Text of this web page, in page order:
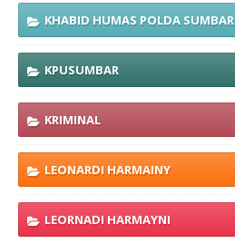
KHABID HUMAS POLDA SUMBAR
KPUSUMBAR
KRIMINAL
LEONARDI HARMAINY
LEORNADI HARMAYNI